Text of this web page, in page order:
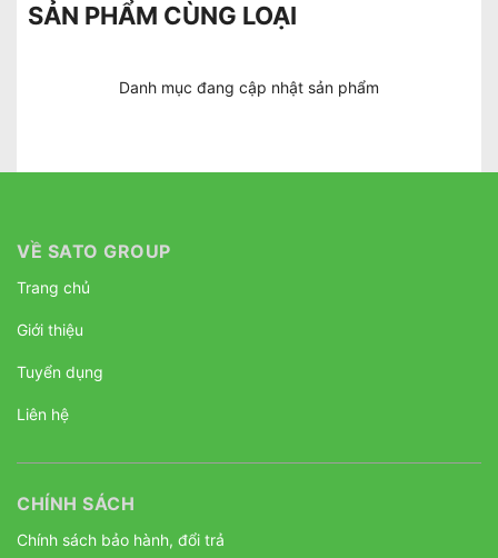
SẢN PHẨM CÙNG LOẠI
Danh mục đang cập nhật sản phẩm
VỀ SATO GROUP
Trang chủ
Giới thiệu
Tuyển dụng
Liên hệ
CHÍNH SÁCH
Chính sách bảo hành, đổi trả